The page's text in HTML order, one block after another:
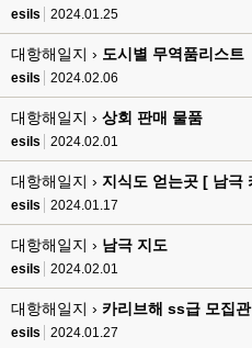
esils 2024.01.25
대항해일지 › 도시별 무역품리스트
esils 2024.02.06
대항해일지 › 상회 판매 물품
esils 2024.02.01
대항해일지 › 지식도 얻는곳 [ 남극
esils 2024.01.17
대항해일지 › 남극 지도
esils 2024.02.01
대항해일지 › 카리브해 ss급 모집
esils 2024.01.27
오 정상 이네요!
비회원
ㅇ
esils
채팅치믄 바로 반영 정상 ㅋ
고게임77
접속자는 ip당 1명인가 보네요. 다른 브
esils
음
폰으로 접속해보니 3이 되는데